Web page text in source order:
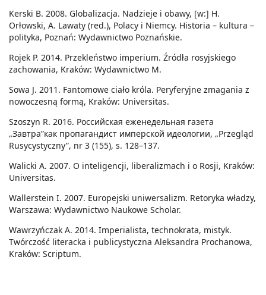
Kerski B. 2008. Globalizacja. Nadzieje i obawy, [w:] H.
Orłowski, A. Lawaty (red.), Polacy i Niemcy. Historia – kultura –
polityka, Poznań: Wydawnictwo Poznańskie.
Rojek P. 2014. Przekleństwo imperium. Źródła rosyjskiego
zachowania, Kraków: Wydawnictwo M.
Sowa J. 2011. Fantomowe ciało króla. Peryferyjne zmagania z
nowoczesną formą, Kraków: Universitas.
Szoszyn R. 2016. Российская еженедельная газета
„Завтра”как пропагандист имперской идеологии, „Przegląd
Rusycystyczny”, nr 3 (155), s. 128–137.
Walicki A. 2007. O inteligencji, liberalizmach i o Rosji, Kraków:
Universitas.
Wallerstein I. 2007. Europejski uniwersalizm. Retoryka władzy,
Warszawa: Wydawnictwo Naukowe Scholar.
Wawrzyńczak A. 2014. Imperialista, technokrata, mistyk.
Twórczość literacka i publicystyczna Aleksandra Prochanowa,
Kraków: Scriptum.